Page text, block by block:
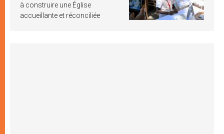
à construire une Église
accueillante et réconciliée